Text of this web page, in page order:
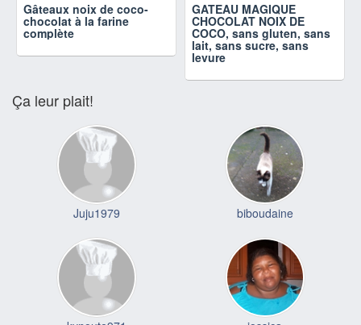
Gâteaux noix de coco-
chocolat à la farine
complète
GATEAU MAGIQUE
CHOCOLAT NOIX DE
COCO, sans gluten, sans
lait, sans sucre, sans
levure
Ça leur plait!
Juju1979 biboudaine